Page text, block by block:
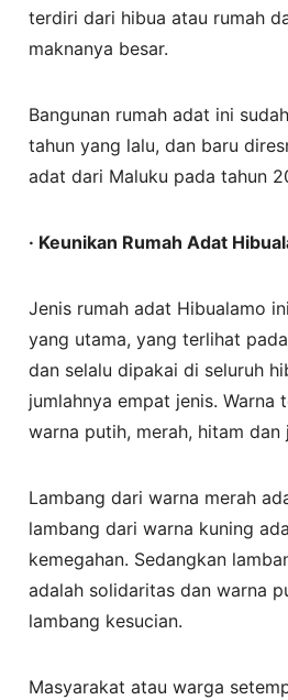
terdiri dari hibua atau rumah
maknanya besar.
Bangunan rumah adat ini
tahun yang lalu, dan baru
adat dari Maluku pada tahun
· Keunikan Rumah Adat
Jenis rumah adat Hibualamo
yang utama, yang terlihat
dan selalu dipakai di seluruh
jumlahnya empat jenis. Warna
warna putih, merah, hitam dan
Lambang dari warna merah
lambang dari warna kuning
kemegahan. Sedangkan
adalah solidaritas dan warna
lambang kesucian.
Masyarakat atau warga